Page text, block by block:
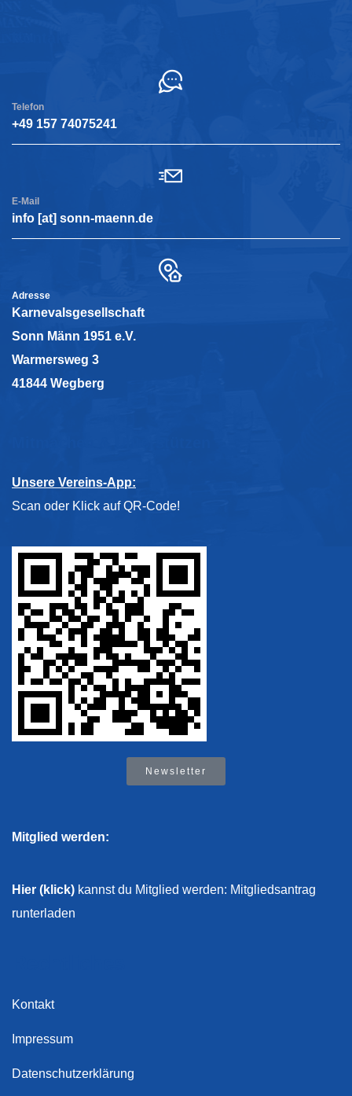
Telefon
+49 157 74075241
E-Mail
info [at] sonn-maenn.de
Adresse
Karnevalsgesellschaft
Sonn Männ 1951 e.V.
Warmersweg 3
41844 Wegberg
Unsere Vereins-App:
Scan oder Klick auf QR-Code!
Newsletter
Mitglied werden:
Hier (klick) kannst du Mitglied werden: Mitgliedsantrag
runterladen
Kontakt
Impressum
Datenschutzerklärung